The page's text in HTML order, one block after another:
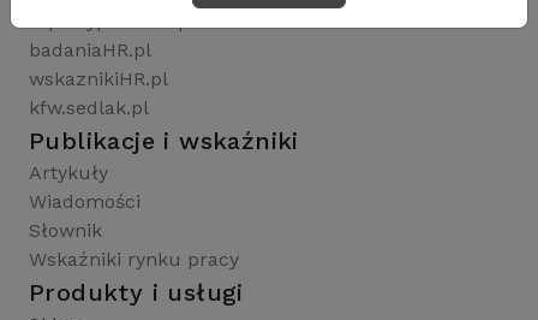
badaniaHR.pl
wskaznikiHR.pl
kfw.sedlak.pl
Publikacje i wskaźniki
Artykuły
Wiadomości
Słownik
Wskaźniki rynku pracy
Produkty i usługi